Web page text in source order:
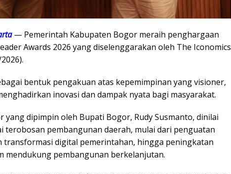
— Pemerintah Kabupaten Bogor meraih penghargaan
Awards 2026 yang diselenggarakan oleh The Iconomics
bentuk pengakuan atas kepemimpinan yang visioner,
inovasi dan dampak nyata bagi masyarakat.
yang dipimpin oleh Bupati Bogor, Rudy Susmanto, dinilai
terobosan pembangunan daerah, mulai dari penguatan
transformasi digital pemerintahan, hingga peningkatan
mendukung pembangunan berkelanjutan.